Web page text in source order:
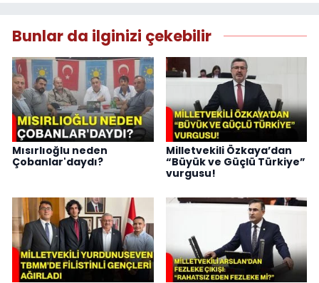
Bunlar da ilginizi çekebilir
Mısırlıoğlu neden
Çobanlar'daydı?
Milletvekili Özkaya’dan
“Büyük ve Güçlü Türkiye”
vurgusu!